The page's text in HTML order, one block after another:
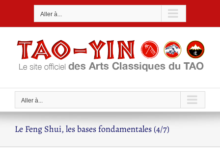
Aller à...
Aller à...
Le Feng Shui, les bases fondamentales (4/7)